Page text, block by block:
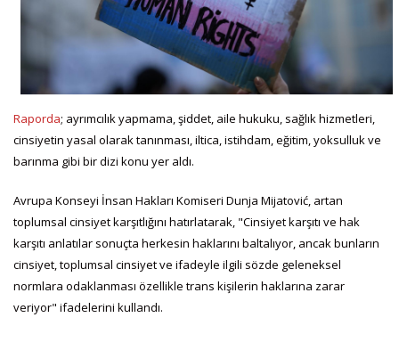
Raporda; ayrımcılık yapmama, şiddet, aile hukuku, sağlık hizmetleri,
cinsiyetin yasal olarak tanınması, iltica, istihdam, eğitim, yoksulluk ve
barınma gibi bir dizi konu yer aldı.
Avrupa Konseyi İnsan Hakları Komiseri Dunja Mijatović, artan
toplumsal cinsiyet karşıtlığını hatırlatarak, "Cinsiyet karşıtı ve hak
karşıtı anlatılar sonuçta herkesin haklarını baltalıyor, ancak bunların
cinsiyet, toplumsal cinsiyet ve ifadeyle ilgili sözde geleneksel
normlara odaklanması özellikle trans kişilerin haklarına zarar
veriyor" ifadelerini kullandı.